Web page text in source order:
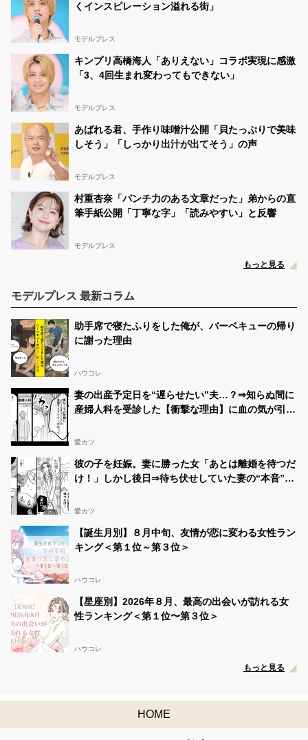
くインスピレーション溢れる街」
モデルプレス
キンプリ高橋海人「ありえない」コラボ実現に感激
「3、4回生まれ変わってもできない」
モデルプレス
あばれる君、手作り味噌汁公開「貝たっぷりで美味
しそう」「しっかり出汁が出てそう」の声
モデルプレス
村重杏奈「パンチ力のある文章だった」弟からの直
筆手紙公開「丁寧な字」「読みやすい」と反響
モデルプレス
もっと見る
モデルプレス 最新コラム
助手席で寝たふりをした俺が、バーベキューの帰り
に謝った理由
ハウコレ
妻の出産予定日を“遅らせたい”夫…？⇒知らぬ間に
産婦人科を受診した【衝撃な理由】に血の気が引い
愛カツ
彼の子を妊娠。妻に勝った女「あとは離婚を待つだ
け！」しかし後日⇒待ち伏せしていた妻の“本音”に
愛カツ
【誕生月別】８月中旬、友情が恋に変わる女性ラン
キング＜第１位～第３位＞
ハウコレ
【星座別】2026年８月、最高の出会いが訪れる女
性ランキング＜第１位〜第３位＞
ハウコレ
もっと見る
HOME